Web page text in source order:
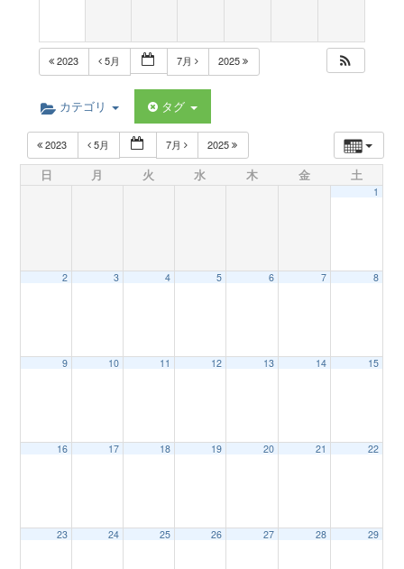
o
2023 5月 7月 2025
カテゴリ タグ
2023 5月 7月 2025
日 月 火 水 木 金 土
1
2 3 4 5 6 7 8
9 10 11 12 13 14 15
16 17 18 19 20 21 22
23 24 25 26 27 28 29